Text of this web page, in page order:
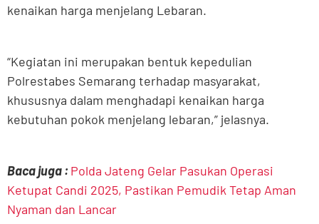
kenaikan harga menjelang Lebaran.
“Kegiatan ini merupakan bentuk kepedulian
Polrestabes Semarang terhadap masyarakat,
khususnya dalam menghadapi kenaikan harga
kebutuhan pokok menjelang lebaran,” jelasnya.
Baca juga : Polda Jateng Gelar Pasukan Operasi
Ketupat Candi 2025, Pastikan Pemudik Tetap Aman
Nyaman dan Lancar